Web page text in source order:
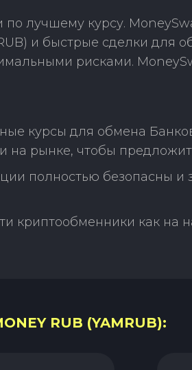
лучшему курсу.
и быстрые сделки для
рисками.
курсы для обмена
на рынке, чтобы
полностью безопасны
криптообменники как на
RUB (YAMRUB):